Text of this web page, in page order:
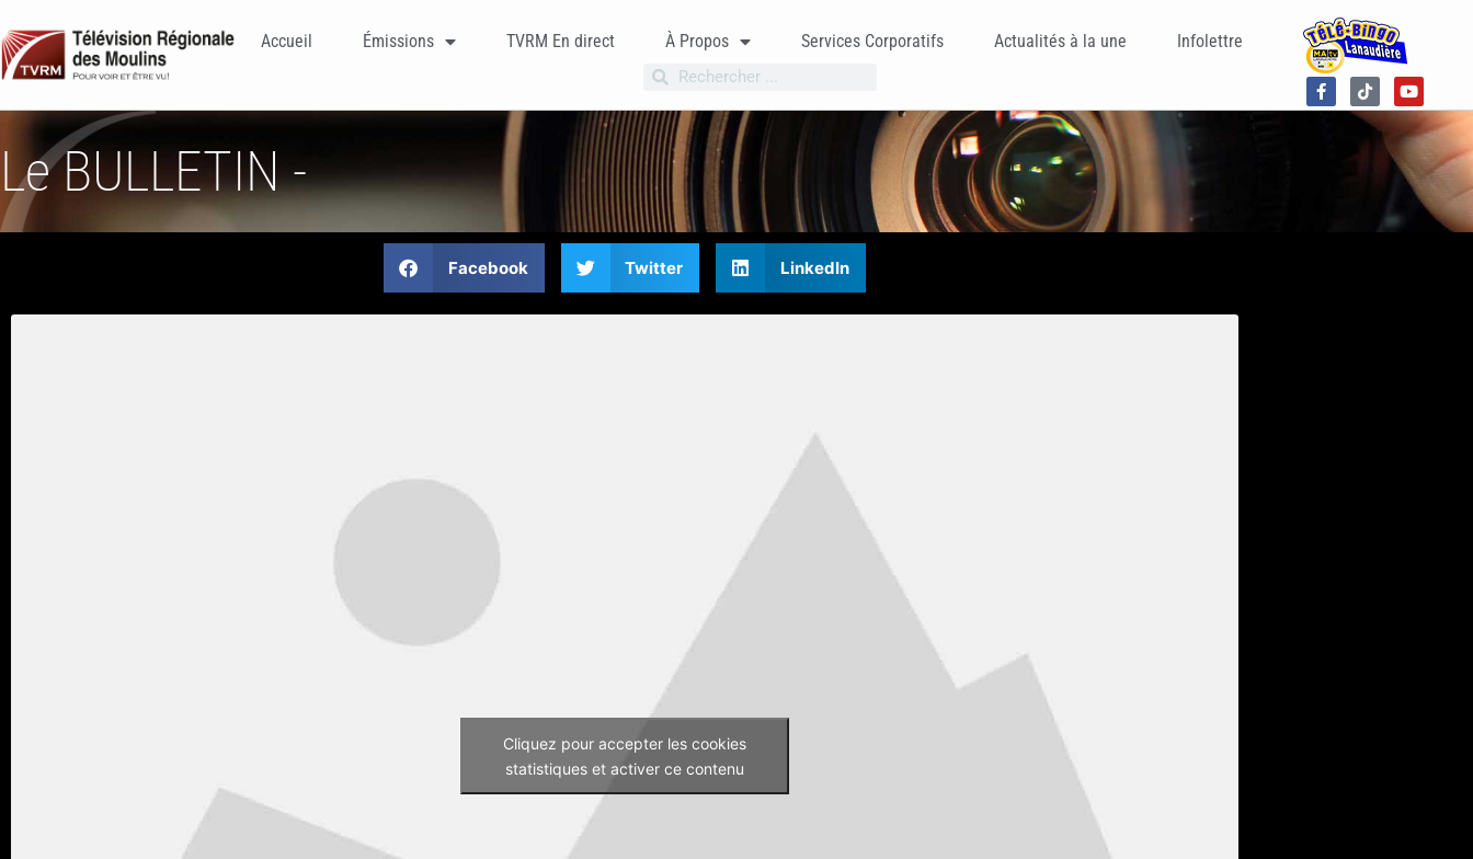
Accueil Émissions TVRM En direct À Propos Services Corporatifs Actualités à la une Infolettre
Le BULLETIN -
Facebook Twitter LinkedIn
Cliquez pour accepter les cookies
statistiques et activer ce contenu